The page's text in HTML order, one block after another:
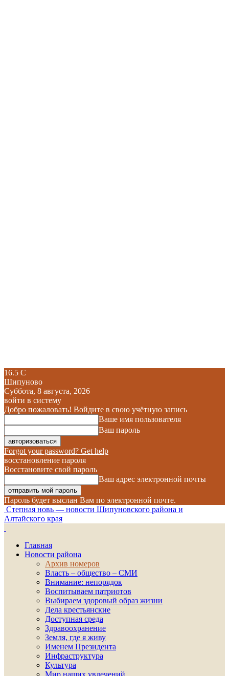
16.5 C
Шипуново
Суббота, 8 августа, 2026
войти в систему
Добро пожаловать! Войдите в свою учётную запись
Ваше имя пользователя
Ваш пароль
Forgot your password? Get help
восстановление пароля
Восстановите свой пароль
Ваш адрес электронной почты
Пароль будет выслан Вам по электронной почте.
Степная новь — новости Шипуновского района и
Алтайского края
Главная
Новости района
Архив номеров
Власть – общество – СМИ
Внимание: непорядок
Воспитываем патриотов
Выбираем здоровый образ жизни
Дела крестьянские
Доступная среда
Здравоохранение
Земля, где я живу
Именем Президента
Инфраструктура
Культура
Мир наших увлечений